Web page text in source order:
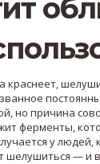
краснеет,
но причина
ферменты,
у
— и